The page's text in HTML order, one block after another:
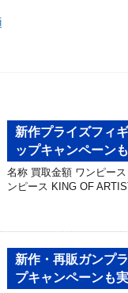
新作プライズフィ
ップキャンペーン
名称 買取金額 ワンピー
ンピース KING OF
新作・再販ガンプ
プキャンペーンも